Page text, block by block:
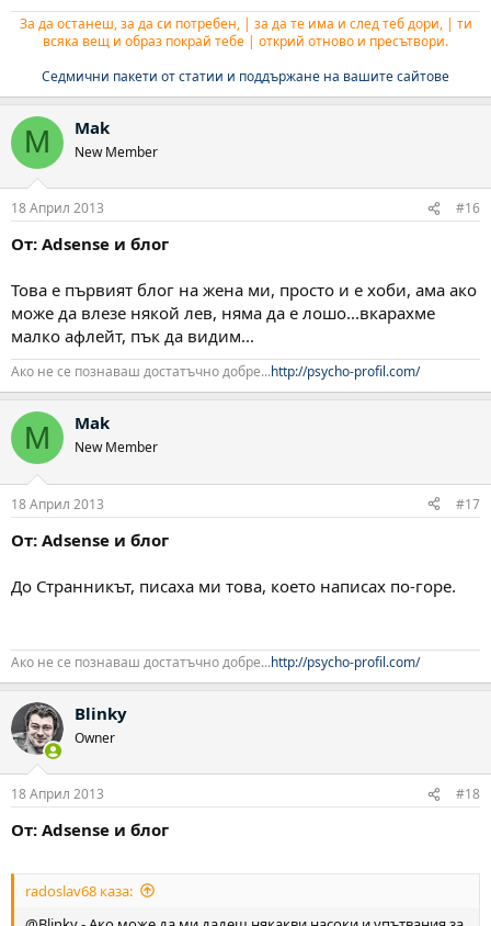
За да останеш, за да си потребен, | за да те има и след теб дори, | ти
всяка вещ и образ покрай тебе | открий отново и пресътвори.
Седмични пакети от статии и поддържане на вашите сайтове
M Mak
New Member
18 Април 2013 #16
От: Adsense и блог
Това е първият блог на жена ми, просто и е хоби, ама ако
може да влезе някой лев, няма да е лошо...вкарахме
малко афлейт, пък да видим...
Ако не се познаваш достатъчно добре...http://psycho-profil.com/
M Mak
New Member
18 Април 2013 #17
От: Adsense и блог
До Странникът, писаха ми това, което написах по-горе.
Ако не се познаваш достатъчно добре...http://psycho-profil.com/
Blinky
Owner
18 Април 2013 #18
От: Adsense и блог
radoslav68 каза: